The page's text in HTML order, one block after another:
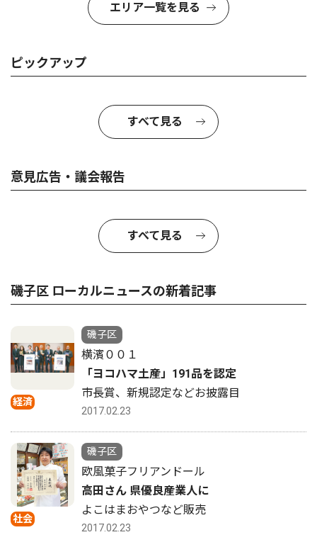
エリア一覧を見る
ピックアップ
すべて見る
意見広告・議会報告
すべて見る
磯子区 ローカルニュースの新着記事
経済
磯子区
横濱００１
「ヨコハマ土産」191品を認定
市長賞、新規認定などお披露目
2017.02.23
社会
磯子区
欧風菓子フリアンドール
高田さん 県優良産業人に
よこはまおやつなど販売
2017.02.23